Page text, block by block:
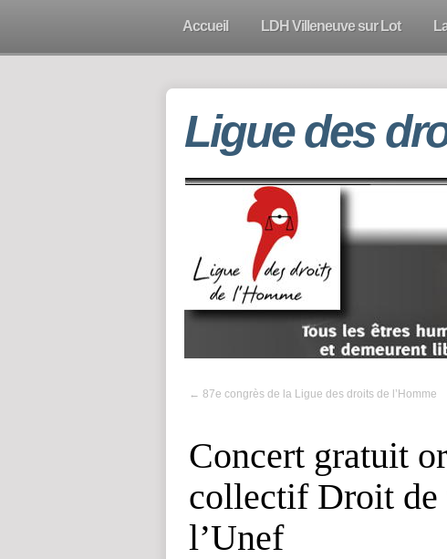
Accueil LDH Villeneuve sur Lot
Ligue des
← 87e congrès de la Ligue des droits de l’Homme
Concert gratuit
collectif Droit de
l’Unef